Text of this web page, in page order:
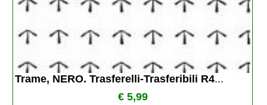
Trame, NERO. Trasferelli-Trasferibili R4...
€ 5,99